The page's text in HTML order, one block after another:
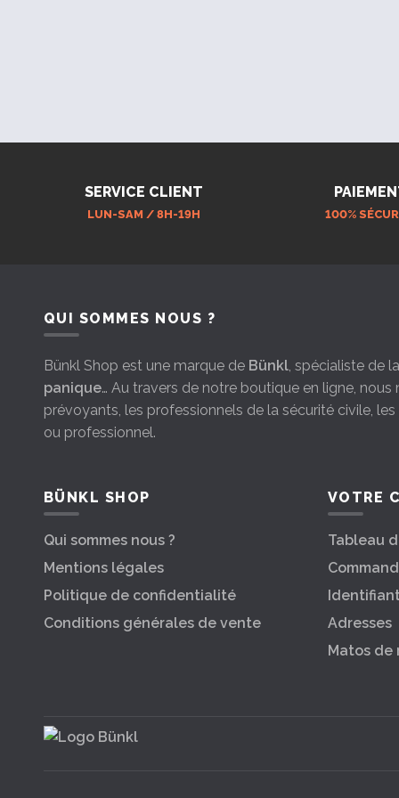
Vert olive -
SERVICE CLIENT
LUN-SAM / 8H-19H 100%
QUI SOMMES NOUS ?
Bünkl Shop est une marque de Bünkl, spécialiste de
panique… Au travers de notre boutique en ligne,
prévoyants, les professionnels de la sécurité civile,
ou professionnel.
BÜNKL SHOP
Qui sommes nous ?
Mentions légales
Politique de confidentialité
Conditions générales de vente
VOTRE
Tableau
Adresses
Matos de